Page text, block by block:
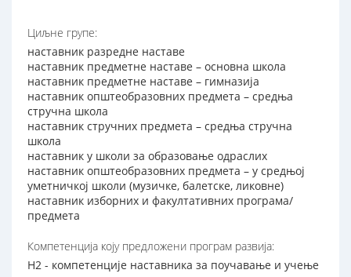
Циљне групе:
наставник разредне наставе
наставник предметне наставе – основна школа
наставник предметне наставе – гимназија
наставник општеобразовних предмета – средња
стручна школа
наставник стручних предмета – средња стручна
школа
наставник у школи за образовање одраслих
наставник општеобразовних предмета – у средњој
уметничкој школи (музичке, балетске, ликовне)
наставник изборних и факултативних програма/
предмета
Компетенција коју предложени програм развија:
Н2 - компетенције наставника за поучавање и учење